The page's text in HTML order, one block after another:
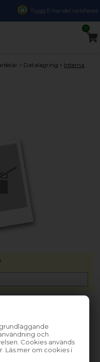
och
Cookies används
Läs mer om cookies i
Trygg E-handel certifierad
0
» Datalagring » Interna